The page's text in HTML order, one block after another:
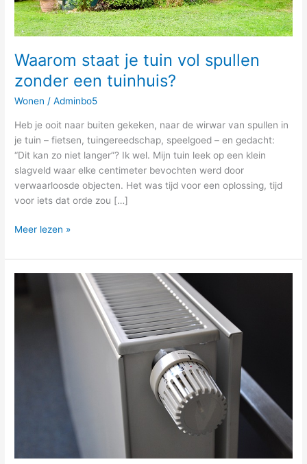
Waarom staat je tuin vol spullen
zonder een tuinhuis?
Wonen /Adminbo5
Heb je ooit naar buiten gekeken, naar de wirwar van spullen in
je tuin – fietsen, tuingereedschap, speelgoed – en gedacht:
“Dit kan zo niet langer”? Ik wel. Mijn tuin leek op een klein
slagveld waar elke centimeter bevochten werd door
verwaarloosde objecten. Het was tijd voor een oplossing, tijd
voor iets dat orde zou […]
Meer lezen »
Waarom